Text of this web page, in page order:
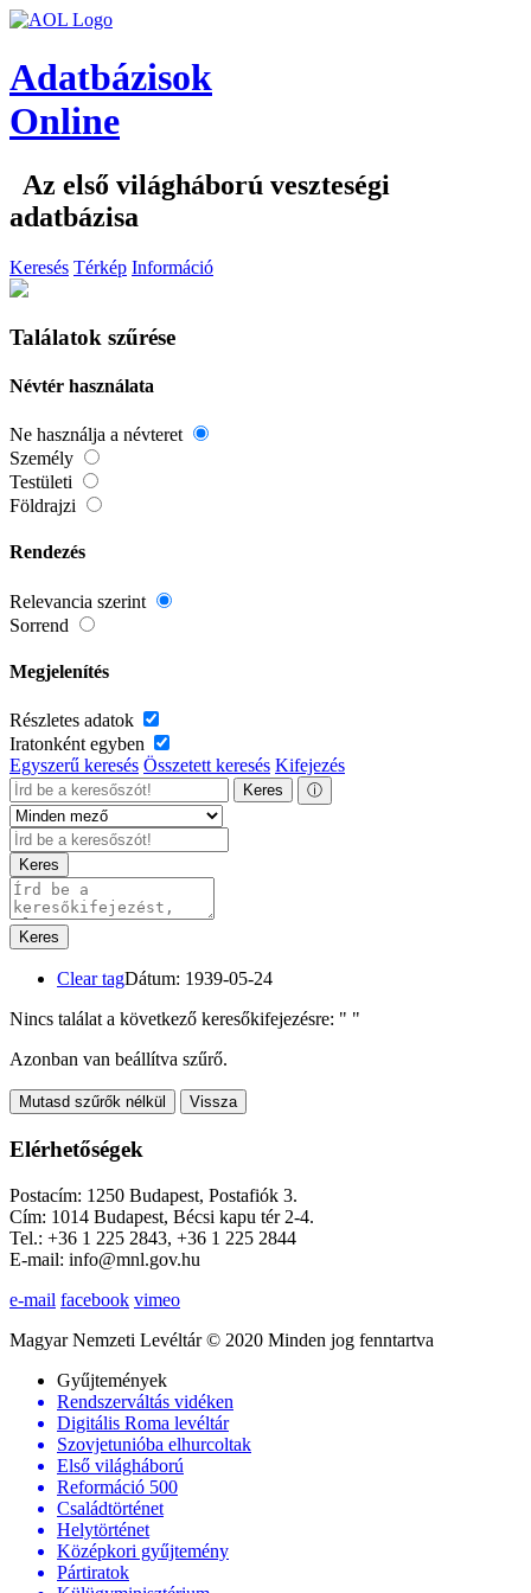
Adatbázisok
Online
Az első világháború veszteségi
adatbázisa
Keresés Térkép Információ
Találatok szűrése
Névtér használata
Ne használja a névteret
Személy
Testületi
Földrajzi
Rendezés
Relevancia szerint
Sorrend
Megjelenítés
Részletes adatok
Iratonként egyben
Egyszerű keresés Összetett keresés Kifejezés
Keres ⓘ
Keres
Keres
Clear tagDátum: 1939-05-24
Nincs találat a következő keresőkifejezésre: " "
Azonban van beállítva szűrő.
Mutasd szűrők nélkül Vissza
Elérhetőségek
Postacím: 1250 Budapest, Postafiók 3.
Cím: 1014 Budapest, Bécsi kapu tér 2-4.
Tel.: +36 1 225 2843, +36 1 225 2844
E-mail: info@mnl.gov.hu
e-mail facebook vimeo
Magyar Nemzeti Levéltár © 2020 Minden jog fenntartva
Gyűjtemények
Rendszerváltás vidéken
Digitális Roma levéltár
Szovjetunióba elhurcoltak
Első világháború
Reformáció 500
Családtörténet
Helytörténet
Középkori gyűjtemény
Pártiratok